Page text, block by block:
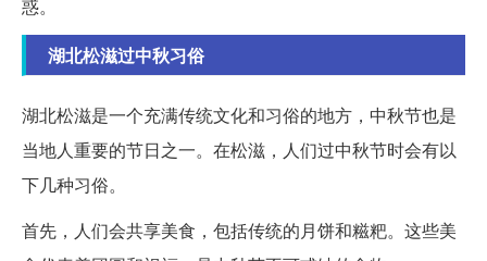
惑。
湖北松滋过中秋习俗
湖北松滋是一个充满传统文化和习俗的地方，中秋节也是
当地人重要的节日之一。在松滋，人们过中秋节时会有以
下几种习俗。
首先，人们会共享美食，包括传统的月饼和糍粑。这些美